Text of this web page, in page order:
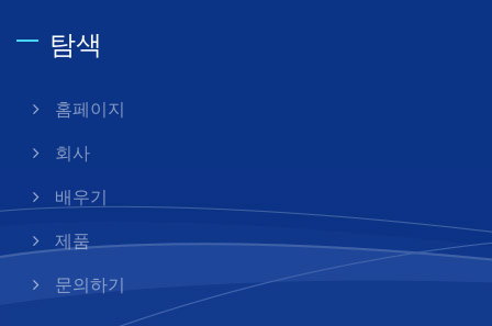
탐색
홈페이지
회사
배우기
제품
문의하기